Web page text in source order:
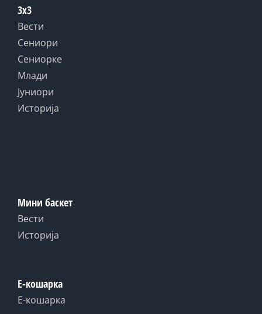
3x3
Вести
Сениори
Сениорке
Млади
Јуниори
Историја
Мини баскет
Вести
Историја
Е-кошарка
Е-кошарка